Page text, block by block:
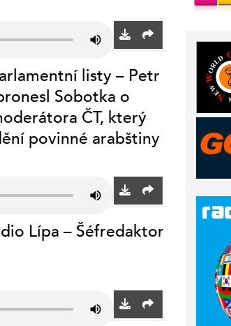
listy – Petr
Sobotka o
ČT, který
povinné arabštiny
Lípa – Šéfredaktor